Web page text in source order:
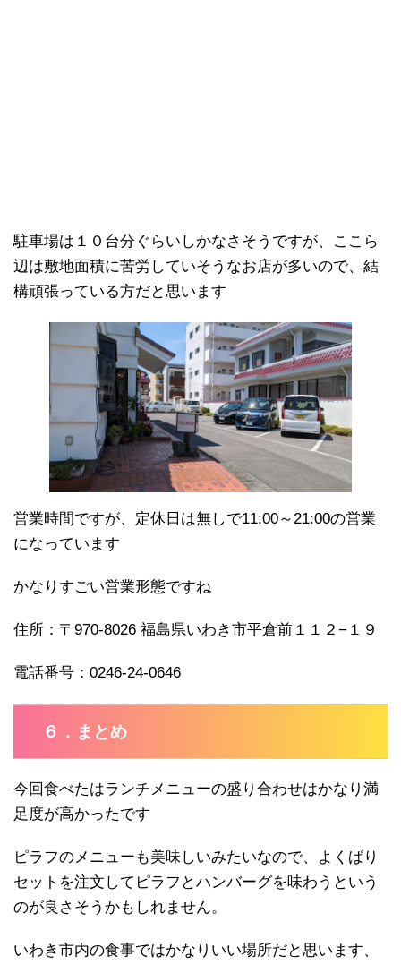
駐車場は１０台分ぐらいしかなさそうですが、ここら
辺は敷地面積に苦労していそうなお店が多いので、結
構頑張っている方だと思います
営業時間ですが、定休日は無しで11:00～21:00の営業
になっています
かなりすごい営業形態ですね
住所：〒970-8026 福島県いわき市平倉前１１２−１９
電話番号：0246-24-0646
６．まとめ
今回食べたはランチメニューの盛り合わせはかなり満
足度が高かったです
ピラフのメニューも美味しいみたいなので、よくばり
セットを注文してピラフとハンバーグを味わうという
のが良さそうかもしれません。
いわき市内の食事ではかなりいい場所だと思います、